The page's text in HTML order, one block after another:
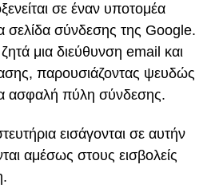
σε έναν υποτομέα
σελίδα σύνδεσης της Google.
μια διεύθυνση email και
παρουσιάζοντας ψευδώς
ασφαλή πύλη σύνδεσης.
εισάγονται σε αυτήν
αμέσως στους εισβολείς